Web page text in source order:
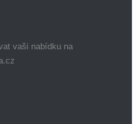
vaši nabídku na